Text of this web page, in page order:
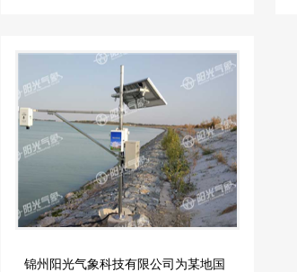
锦州阳光气象科技有限公司为某地国